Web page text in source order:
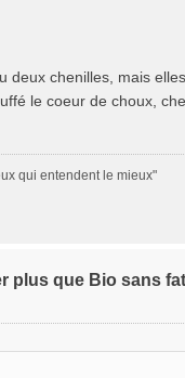
deux chenilles, mais
le coeur de choux,
qui entendent le mieux"
plus que Bio sans